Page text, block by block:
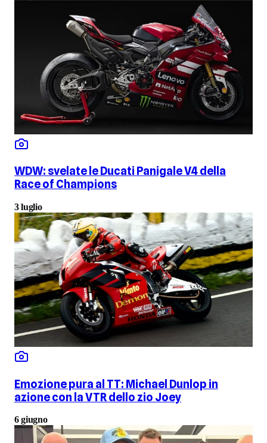
WDW: svelate le Ducati Panigale V4 della
Race of Champions
3 luglio
Emozione pura al TT: Michael Dunlop in
azione con la VTR dello zio Joey
6 giugno